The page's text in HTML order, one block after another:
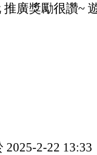
推廣獎勵很讚~
2025-2-22